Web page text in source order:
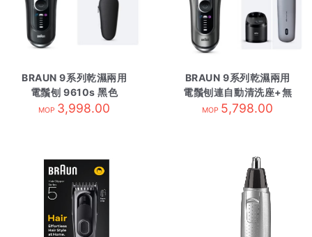
BRAUN 9系列乾濕兩用
電鬚刨 9610s 黑色
MOP 3,998.00
BRAUN 9系列乾濕兩用
電鬚刨連自動清洗座+無
線充電 9675cc 灰色
MOP 5,798.00